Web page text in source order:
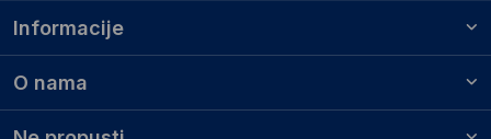
Informacije
O nama